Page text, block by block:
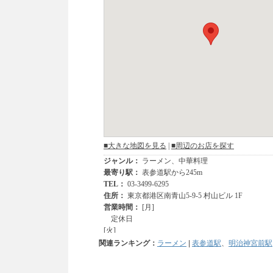
関連ランキング： ラーメン | 表参道駅、 明治神宮前駅